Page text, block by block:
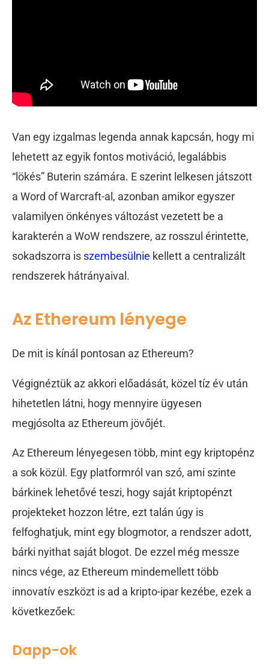
Van egy izgalmas legenda annak kapcsán, hogy mi
lehetett az egyik fontos motiváció, legalábbis
“lökés” Buterin számára. E szerint lelkesen játszott
a Word of Warcraft-al, azonban amikor egyszer
valamilyen önkényes változást vezetett be a
karakterén a WoW rendszere, az rosszul érintette,
sokadszorra is szembesülnie kellett a centralizált
rendszerek hátrányaival.
Az Ethereum lényege
De mit is kínál pontosan az Ethereum?
Végignéztük az akkori előadását, közel tíz év után
hihetetlen látni, hogy mennyire ügyesen
megjósolta az Ethereum jövőjét.
Az Ethereum lényegesen több, mint egy kriptopénz
a sok közül. Egy platformról van szó, ami szinte
bárkinek lehetővé teszi, hogy saját kriptopénzt
projekteket hozzon létre, ezt talán úgy is
felfoghatjuk, mint egy blogmotor, a rendszer adott,
bárki nyithat saját blogot. De ezzel még messze
nincs vége, az Ethereum mindemellett több
innovatív eszközt is ad a kripto-ipar kezébe, ezek a
következőek:
Dapp-ok